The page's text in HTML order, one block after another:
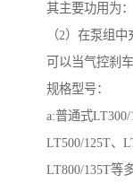
其主要功用为
（2）在泵组
可以当气控刹车
规格型号：
a:普通式LT300/
LT500/125T、
LT800/135T等